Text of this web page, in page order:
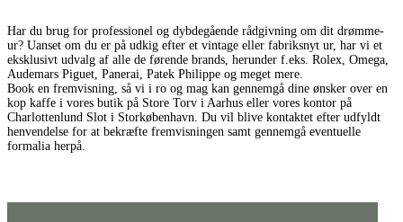
Har du brug for professionel og dybdegående rådgivning om dit drømme-
ur? Uanset om du er på udkig efter et vintage eller fabriksnyt ur, har vi et
eksklusivt udvalg af alle de førende brands, herunder f.eks. Rolex, Omega,
Audemars Piguet, Panerai, Patek Philippe og meget mere.
Book en fremvisning, så vi i ro og mag kan gennemgå dine ønsker over en
kop kaffe i vores butik på Store Torv i Aarhus eller vores kontor på
Charlottenlund Slot i Storkøbenhavn. Du vil blive kontaktet efter udfyldt
henvendelse for at bekræfte fremvisningen samt gennemgå eventuelle
formalia herpå.